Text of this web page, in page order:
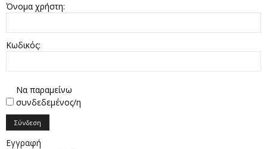
Όνομα χρήστη:
Κωδικός:
Να παραμείνω
συνδεδεμένος/η
Σύνδεση
Εγγραφή